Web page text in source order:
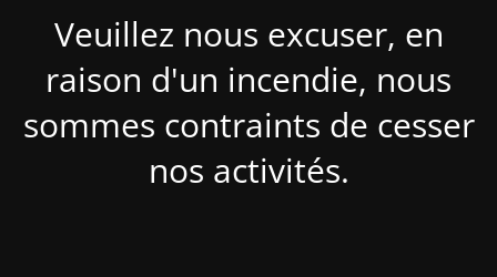
Veuillez nous excuser, en
raison d'un incendie, nous
sommes contraints de cesser
nos activités.